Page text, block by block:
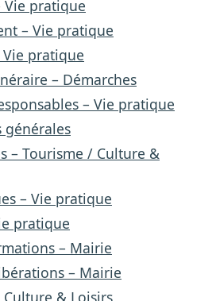
Vie pratique
– Vie pratique
Vie pratique
– Démarches
– Vie pratique
– Tourisme / Culture &
– Vie pratique
pratique
– Mairie
– Mairie
& Loisirs